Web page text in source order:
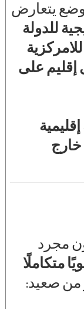
يتعارض
للدولة
إقليم على
خارج
مجرد
متكاملًا
من صعيد: